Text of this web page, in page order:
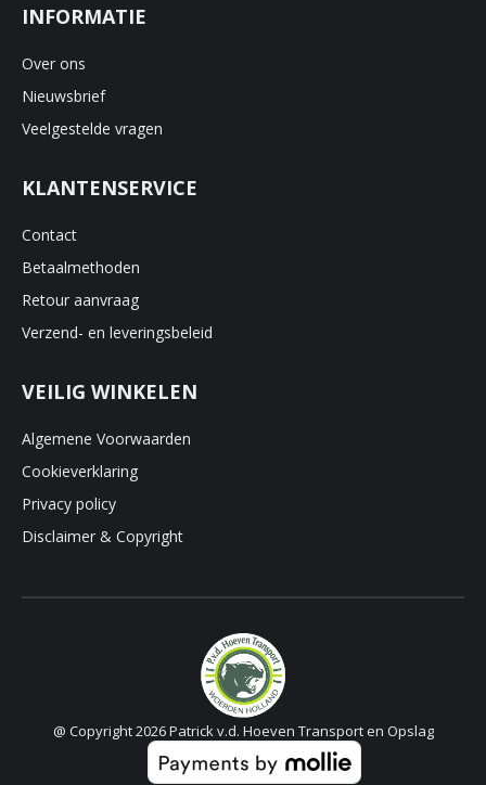
INFORMATIE
Over ons
Nieuwsbrief
Veelgestelde vragen
KLANTENSERVICE
Contact
Betaalmethoden
Retour aanvraag
Verzend- en leveringsbeleid
VEILIG WINKELEN
Algemene Voorwaarden
Cookieverklaring
Privacy policy
Disclaimer & Copyright
@ Copyright 2026 Patrick v.d. Hoeven Transport en Opslag